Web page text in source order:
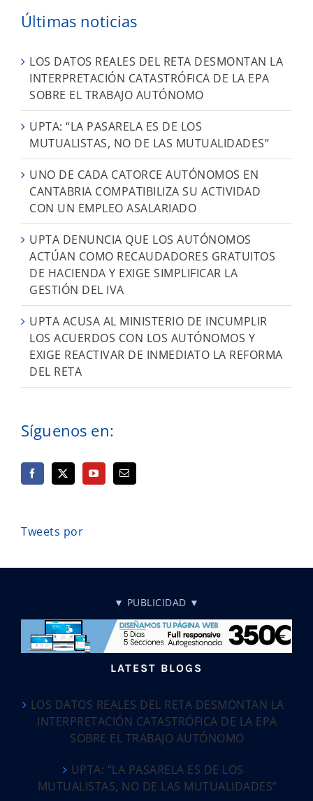
Últimas noticias
LOS DATOS REALES DEL RETA DESMONTAN LA
INTERPRETACIÓN CATASTRÓFICA DE LA EPA
SOBRE EL TRABAJO AUTÓNOMO
UPTA: “LA PASARELA ES DE LOS
MUTUALISTAS, NO DE LAS MUTUALIDADES”
UNO DE CADA CATORCE AUTÓNOMOS EN
CANTABRIA COMPATIBILIZA SU ACTIVIDAD
CON UN EMPLEO ASALARIADO
UPTA DENUNCIA QUE LOS AUTÓNOMOS
ACTÚAN COMO RECAUDADORES GRATUITOS
DE HACIENDA Y EXIGE SIMPLIFICAR LA
GESTIÓN DEL IVA
UPTA ACUSA AL MINISTERIO DE INCUMPLIR
LOS ACUERDOS CON LOS AUTÓNOMOS Y
EXIGE REACTIVAR DE INMEDIATO LA REFORMA
DEL RETA
Síguenos en:
Tweets por
▼ PUBLICIDAD ▼
LATEST BLOGS
LOS DATOS REALES DEL RETA DESMONTAN LA
INTERPRETACIÓN CATASTRÓFICA DE LA EPA
SOBRE EL TRABAJO AUTÓNOMO
UPTA: “LA PASARELA ES DE LOS
MUTUALISTAS, NO DE LAS MUTUALIDADES”